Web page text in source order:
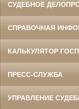
СУДЕБНОЕ
СПРАВОЧНАЯ
КАЛЬКУЛЯТОР
ПРЕСС-СЛУЖБА
УПРАВЛЕНИЕ